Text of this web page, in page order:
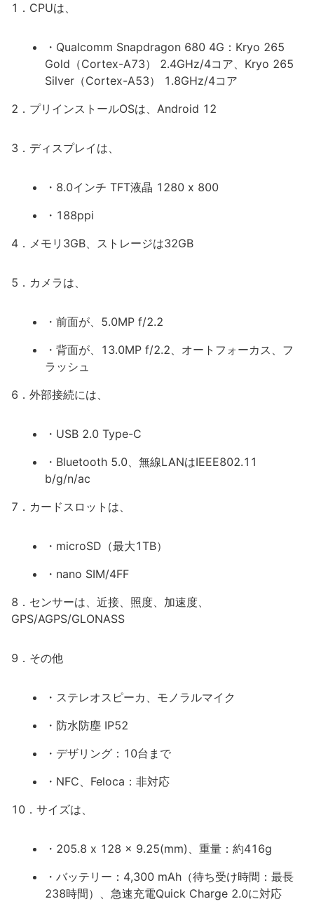
1．CPUは、
・Qualcomm Snapdragon 680 4G：Kryo 265
Gold（Cortex-A73） 2.4GHz/4コア、Kryo 265
Silver（Cortex-A53） 1.8GHz/4コア
2．プリインストールOSは、Android 12
3．ディスプレイは、
・8.0インチ TFT液晶 1280 x 800
・188ppi
4．メモリ3GB、ストレージは32GB
5．カメラは、
・前面が、5.0MP f/2.2
・背面が、13.0MP f/2.2、オートフォーカス、フ
ラッシュ
6．外部接続には、
・USB 2.0 Type-C
・Bluetooth 5.0、無線LANはIEEE802.11
b/g/n/ac
7．カードスロットは、
・microSD（最大1TB）
・nano SIM/4FF
8．センサーは、近接、照度、加速度、
GPS/AGPS/GLONASS
9．その他
・ステレオスピーカ、モノラルマイク
・防水防塵 IP52
・デザリング：10台まで
・NFC、Feloca：非対応
10．サイズは、
・205.8 x 128 x 9.25(mm)、重量：約416g
・バッテリー：4,300 mAh（待ち受け時間：最長
238時間）、急速充電Quick Charge 2.0に対応